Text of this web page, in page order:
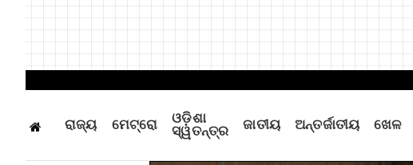
ରାଜ୍ୟ ମେଟ୍ରୋ
ଓଡ଼ିଶା
ସ୍ୱତନ୍ତ୍ର
ଜାତୀୟ ଅନ୍ତର୍ଜାତୀୟ ଖେଳ